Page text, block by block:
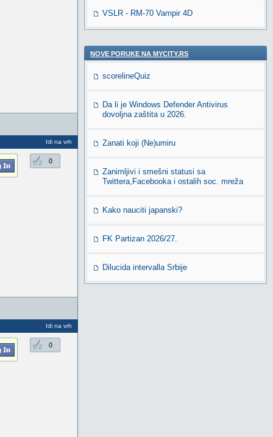
Idi na vrh
0
Idi na vrh
0
VSLR - RM-70 Vampir 4D
NOVE PORUKE NA MYCITY.RS
scorelineQuiz
Da li je Windows Defender Antivirus
dovoljna zaštita u 2026.
Zanati koji (Ne)umiru
Zanimljivi i smešni statusi sa
Twittera,Facebooka i ostalih soc. mreža
Kako nauciti japanski?
FK Partizan 2026/27.
Dilucida intervalla Srbije